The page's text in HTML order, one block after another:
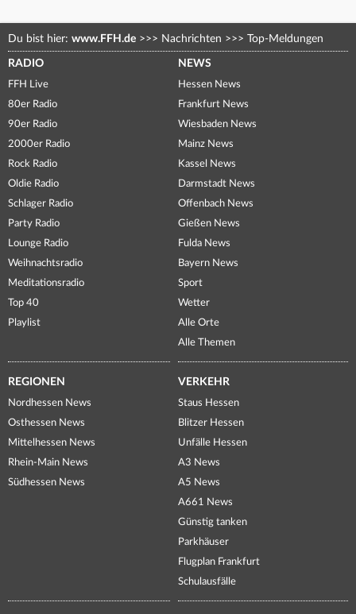
Du bist hier: www.FFH.de >>> Nachrichten >>> Top-Meldungen
RADIO
FFH Live
80er Radio
90er Radio
2000er Radio
Rock Radio
Oldie Radio
Schlager Radio
Party Radio
Lounge Radio
Weihnachtsradio
Meditationsradio
Top 40
Playlist
NEWS
Hessen News
Frankfurt News
Wiesbaden News
Mainz News
Kassel News
Darmstadt News
Offenbach News
Gießen News
Fulda News
Bayern News
Sport
Wetter
Alle Orte
Alle Themen
REGIONEN
Nordhessen News
Osthessen News
Mittelhessen News
Rhein-Main News
Südhessen News
VERKEHR
Staus Hessen
Blitzer Hessen
Unfälle Hessen
A3 News
A5 News
A661 News
Günstig tanken
Parkhäuser
Flugplan Frankfurt
Schulausfälle